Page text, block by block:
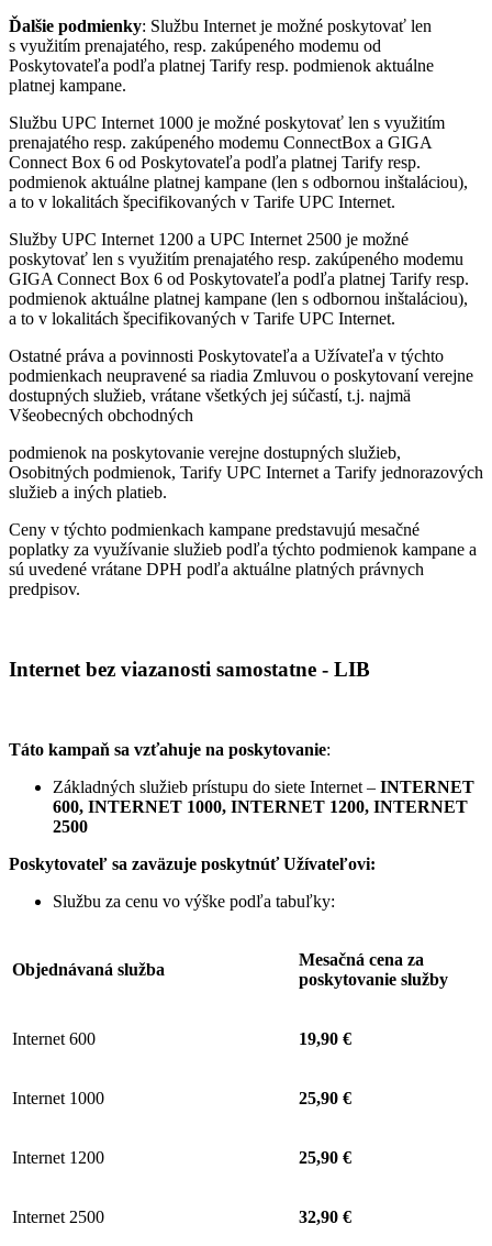
Ďalšie podmienky: Službu Internet je možné poskytovať len
s využitím prenajatého, resp. zakúpeného modemu od
Poskytovateľa podľa platnej Tarify resp. podmienok aktuálne
platnej kampane.
Službu UPC Internet 1000 je možné poskytovať len s využitím
prenajatého resp. zakúpeného modemu ConnectBox a GIGA
Connect Box 6 od Poskytovateľa podľa platnej Tarify resp.
podmienok aktuálne platnej kampane (len s odbornou inštaláciou),
a to v lokalitách špecifikovaných v Tarife UPC Internet.
Služby UPC Internet 1200 a UPC Internet 2500 je možné
poskytovať len s využitím prenajatého resp. zakúpeného modemu
GIGA Connect Box 6 od Poskytovateľa podľa platnej Tarify resp.
podmienok aktuálne platnej kampane (len s odbornou inštaláciou),
a to v lokalitách špecifikovaných v Tarife UPC Internet.
Ostatné práva a povinnosti Poskytovateľa a Užívateľa v týchto
podmienkach neupravené sa riadia Zmluvou o poskytovaní verejne
dostupných služieb, vrátane všetkých jej súčastí, t.j. najmä
Všeobecných obchodných
podmienok na poskytovanie verejne dostupných služieb,
Osobitných podmienok, Tarify UPC Internet a Tarify jednorazových
služieb a iných platieb.
Ceny v týchto podmienkach kampane predstavujú mesačné
poplatky za využívanie služieb podľa týchto podmienok kampane a
sú uvedené vrátane DPH podľa aktuálne platných právnych
predpisov.
Internet bez viazanosti samostatne - LIB
Táto kampaň sa vzťahuje na poskytovanie:
Základných služieb prístupu do siete Internet – INTERNET
600, INTERNET 1000, INTERNET 1200, INTERNET
2500
Poskytovateľ sa zaväzuje poskytnúť Užívateľovi:
Službu za cenu vo výške podľa tabuľky:
Objednávaná služba
Mesačná cena za
poskytovanie služby
Internet 600 19,90 €
Internet 1000 25,90 €
Internet 1200 25,90 €
Internet 2500 32,90 €